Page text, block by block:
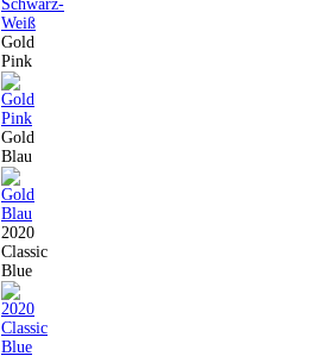
Gold
Pink
Gold
Blau
2020
Classic
Blue